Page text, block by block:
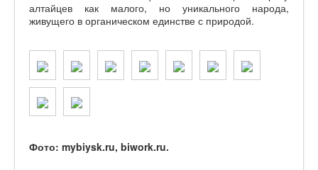
алтайцев как малого, но уникального народа,
живущего в органическом единстве с природой.
Фото: mybiysk.ru, biwork.ru.